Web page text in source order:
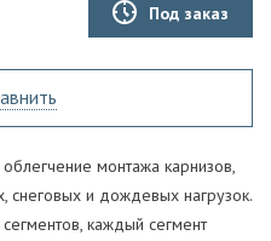
Под заказ
монтажа карнизов,
снеговых и дождевых нагрузок.
каждый сегмент